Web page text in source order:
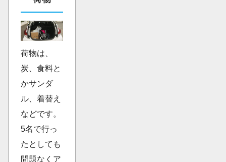
荷物は、
炭、食料と
かサンダ
ル、着替え
などです。
5名で行っ
たとしても
問題なくア